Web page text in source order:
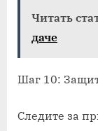
Читать
даче
Шаг 10:
Следите за